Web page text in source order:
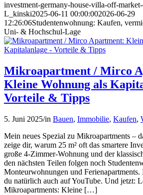
investment-germany-house-villa-off-
L_kinski2025-06-11 00:00:002026-06-29
12:26:06Studentenwohnung: Kaufen,
Uni- & Hochschul-Lage
Mikroapartment / Mirco
Kleine Wohnung als
Vorteile & Tipps
5. Juni 2025/in Bauen, Immobilie, Kaufen,
Mein neues Spezial zu Mikroapartments –
zeige dir, warum 25 m² oft das smartere
große 4-Zimmer-Wohnung und der
den nächsten Teilen folgen noch
Monteurwohnungen und
du natürlich auch auf YouTube. Und jetzt:
Mikroapartments: Kleine […]